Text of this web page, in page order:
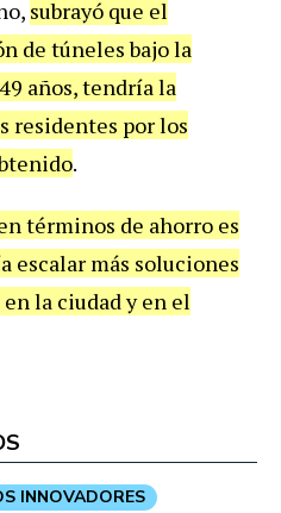
subrayó que el
de túneles bajo la
años, tendría la
residentes por los
.
términos de ahorro es
más soluciones
la ciudad y en el
INNOVADORES